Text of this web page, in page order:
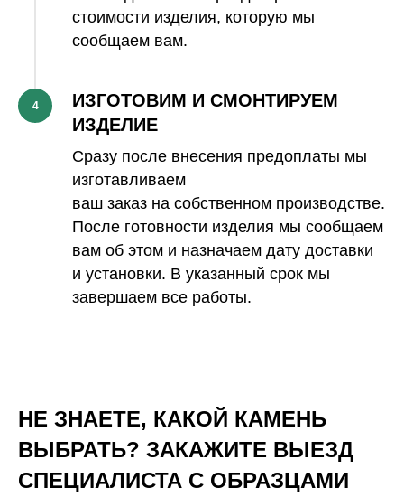
стоимости изделия, которую мы
сообщаем вам.
4
ИЗГОТОВИМ И СМОНТИРУЕМ
ИЗДЕЛИЕ
Сразу после внесения предоплаты мы
изготавливаем
ваш заказ на собственном производстве.
После готовности изделия мы сообщаем
вам об этом и назначаем дату доставки
и установки. В указанный срок мы
завершаем все работы.
НЕ ЗНАЕТЕ, КАКОЙ КАМЕНЬ
ВЫБРАТЬ? ЗАКАЖИТЕ ВЫЕЗД
СПЕЦИАЛИСТА С ОБРАЗЦАМИ